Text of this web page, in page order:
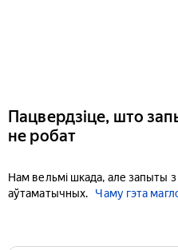
Пацвердзіце, што
не робат
Нам вельмі шкада, але запыты
аўтаматычных.
Чаму гэта